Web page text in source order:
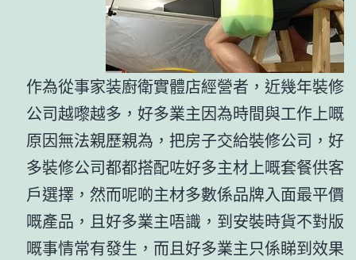
作為從事家装廚衛實體店經營者，近幾年裝修
公司越嚟越多，好多業主因為時間與工作上嘅
原因無法親歷親為，把房子交給裝修公司，好
多裝修公司都都搭配咗好多主材上嘅套餐供客
戶選擇，然而呢啲主材多數係品牌入面最平價
嘅產品，且好多業主唔識，到安裝時貨不對版
嘅事情常有發生，而且好多業主只係睇到效果